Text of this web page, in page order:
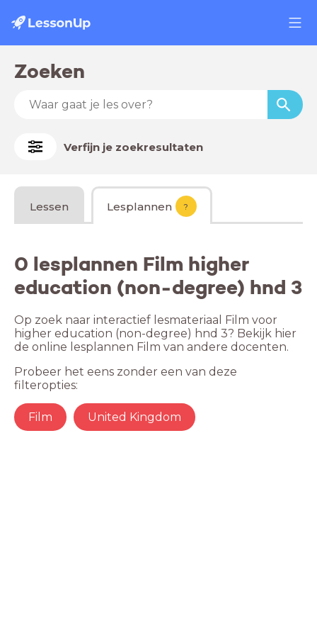
Zoeken
Verfijn je zoekresultaten
Lessen Lesplannen ?
0 lesplannen Film higher
education (non-degree) hnd 3
Op zoek naar interactief lesmateriaal Film voor
higher education (non-degree) hnd 3? Bekijk hier
de online lesplannen Film van andere docenten.
Probeer het eens zonder een van deze
filteropties:
Film United Kingdom